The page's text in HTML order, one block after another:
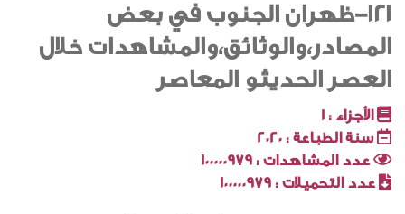
121-ظهران الجنوب في بعض
المصادر،والوثائق،والمشاهدات خلال
العصر الحديثو المعاصر
الأجزاء : 1
سنة الطباعة : 2020
عدد المشاهدات : 100000979
عدد التحميلات : 100000979